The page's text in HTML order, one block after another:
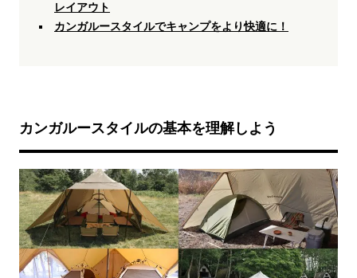
レイアウト
カンガルースタイルでキャンプをより快適に！
カンガルースタイルの基本を理解しよう